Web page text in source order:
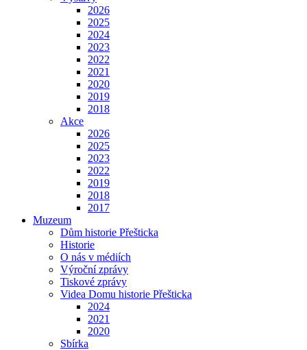
2026
2025
2024
2023
2022
2021
2020
2019
2018
Akce
2026
2025
2023
2022
2019
2018
2017
Muzeum
Dům historie Přešticka
Historie
O nás v médiích
Výroční zprávy
Tiskové zprávy
Videa Domu historie Přešticka
2024
2021
2020
Sbírka